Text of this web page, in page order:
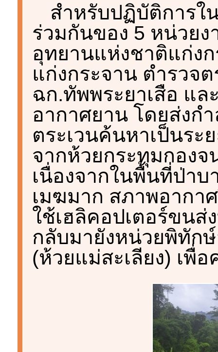
สำหรับปฏิบัติการใ
ร่วมกันของ 5 หน่วยง
อุทยานแห่งชาติแก่ง
แก่งกระจาน ตำรวจ
ฉก.ทัพพระยาเสือ แ
อากาศยาน โดยส่งก
ตระเวนค้นหาเป็นระ
จากห้วยกระทุมกอง
เนื่องจากในพื้นที่ป่า
เมฆมาก สภาพอากา
ใช้เฮลิคอปเตอร์ขนส่
กลับมายังหน่วยพิทัก
(ห้วยแม่สะเลียง) เพื่